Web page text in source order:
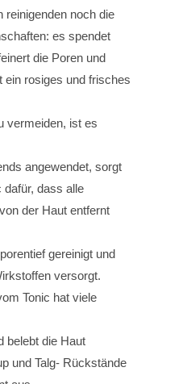
reinigenden noch die
es spendet
die Poren und
ein rosiges und frisches
vermeiden, ist es
angewendet, sorgt
dass alle
der Haut entfernt
gereinigt und
versorgt.
Tonic hat viele
belebt die Haut
und Talg- Rückstände